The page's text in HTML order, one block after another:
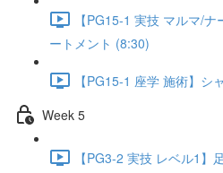
【PG15-1 実技 マルマ/
ートメント (8:30)
【PG15-1 座学 施術】シ
Week 5
【PG3-2 実技 レベル1】